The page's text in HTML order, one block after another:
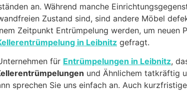
an. Während manche
Zustand sind, sind andere Möbel
Zeitpunkt Entrümpelung werden, um neuen
in Leibnitz gefragt.
für Entrümpelungen in Leibnitz,
und Ähnlichem tatkräftig
sprechen Sie uns einfach an. Auch